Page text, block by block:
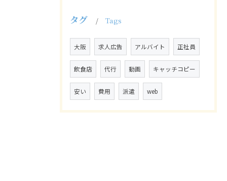
タグ Tags
大阪 求人広告 アルバイト 正社員
飲食店 代行 動画 キャッチコピー
安い 費用 派遣 web